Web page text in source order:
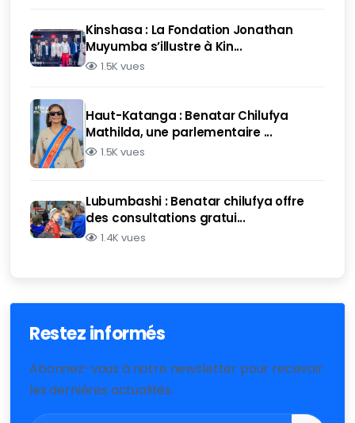
Kinshasa : La Fondation Jonathan
Muyumba s’illustre à Kin...
1.5K vues
Haut-Katanga : Benatar Chilufya
Mathilda, une parlementaire ...
1.5K vues
Lubumbashi : Benatar chilufya offre
des consultations gratui...
1.4K vues
Restez informés
Abonnez-vous à notre newsletter pour recevoir
les dernières actualités.